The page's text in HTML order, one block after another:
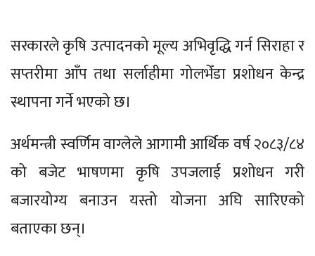
सरकारले कृषि उत्पादनको मूल्य अभिवृद्धि गर्न सिराहा र
सप्तरीमा आँप तथा सर्लाहीमा गोलभेँडा प्रशोधन केन्द्र
स्थापना गर्ने भएको छ।
अर्थमन्त्री स्वर्णिम वाग्लेले आगामी आर्थिक वर्ष २०८३/८४
को बजेट भाषणमा कृषि उपजलाई प्रशोधन गरी
बजारयोग्य बनाउन यस्तो योजना अघि सारिएको
बताएका छन्।